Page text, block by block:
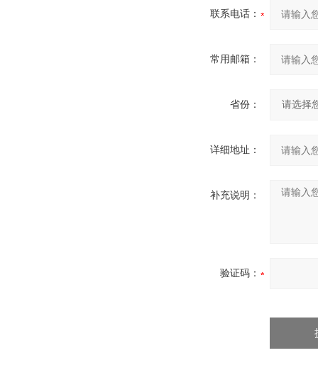
联系电话：
常用邮箱：
省份：
详细地址：
补充说明：
验证码：